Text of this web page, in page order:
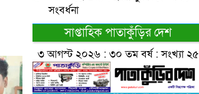
সংবর্ধনা
সাপ্তাহিক পাতাকুঁড়ির দেশ
৩ আগস্ট ২০২৬ : ৩০ তম বর্ষ : সংখ্যা ২৫